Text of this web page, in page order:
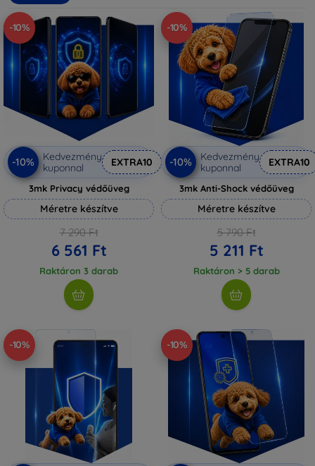
-10%
-10%
Kedvezmény
kuponnal
EXTRA10
3mk Privacy védőüveg
Méretre készítve
7 290 Ft
6 561 Ft
Raktáron 3 darab
-10%
-10%
Kedvezmény
kuponnal
EXTRA10
3mk Anti-Shock védőüveg
Méretre készítve
5 790 Ft
5 211 Ft
Raktáron > 5 darab
-10% -10%